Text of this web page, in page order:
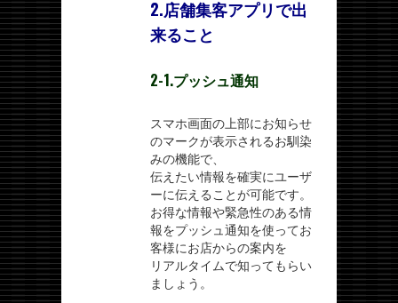
2.店舗集客アプリで出
来ること
2-1.プッシュ通知
スマホ画面の上部にお知らせ
のマークが表示されるお馴染
みの機能で、
伝えたい情報を確実にユーザ
ーに伝えることが可能です。
お得な情報や緊急性のある情
報をプッシュ通知を使ってお
客様にお店からの案内を
リアルタイムで知ってもらい
ましょう。